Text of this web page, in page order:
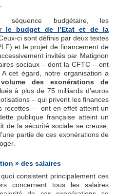
budgétaire, les
le budget de l’Etat et de la
Ceux-ci sont définis par deux textes
et le projet de financement de
invités par Matignon
sociaux – dont la CFTC – ont
cet égard, notre organisation a
des exonérations de
à plus de 75 milliards d’euros
– qui privent les finances
recettes – ont en effet atteint un
publique française atteint un
de la sécurité sociale se creuse,
partie de ces exonérations de
» des salaires
consistent principalement ces
concernent tous les salaires